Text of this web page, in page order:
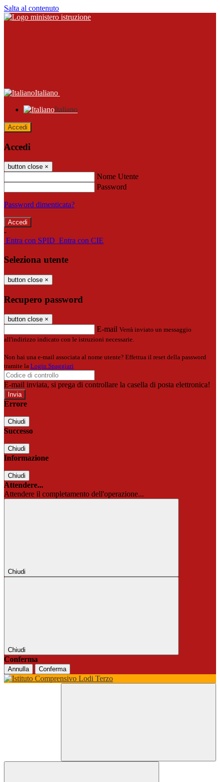
Salta al contenuto
Italiano
Italiano
Accedi
Accedi
button close ×
Nome Utente
Password
Password dimenticata?
-
Entra con SPID Entra con CIE
Seleziona utente
button close ×
Recupero password
button close ×
E-mail Verrà inviato un messaggio
all'indirizzo indicato con le istruzioni necessarie.
Non hai una e-mail associata al nome utente? Effettua il reset della password
tramite la Login Spaggiari
E-mail inviata, si prega di controllare la casella di posta elettronica!
Errore
Chiudi
Successo
Chiudi
Informazione
Chiudi
Attendere...
Attendere il completamento dell'operazione...
Chiudi
Chiudi
Conferma
Annulla Conferma